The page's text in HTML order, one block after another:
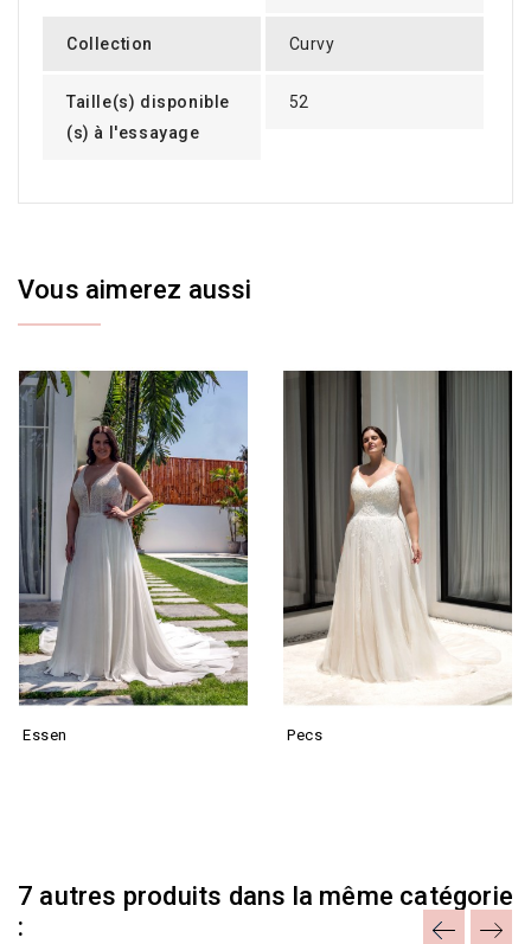
Collection Curvy
Taille(s) disponible
(s) à l'essayage
52
Vous aimerez aussi
Essen Pecs
7 autres produits dans la même catégorie
: